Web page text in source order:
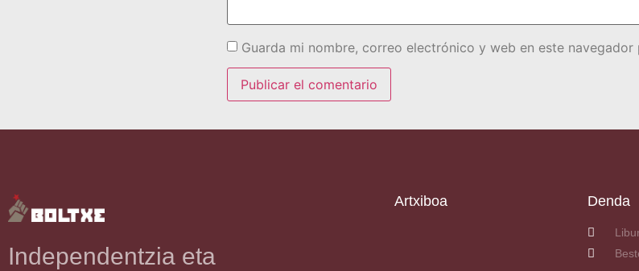
Guarda mi nombre, correo electrónico y web en este
Independentzia eta
Artxiboa Denda